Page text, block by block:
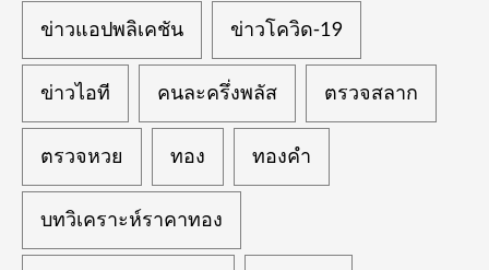
ข่าวแอปพลิเคชัน ข่าวโควิด-19
ข่าวไอที คนละครึ่งพลัส ตรวจสลาก
ตรวจหวย ทอง ทองคำ
บทวิเคราะห์ราคาทอง